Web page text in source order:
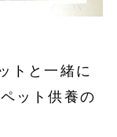
トと一緒に
ット供養の